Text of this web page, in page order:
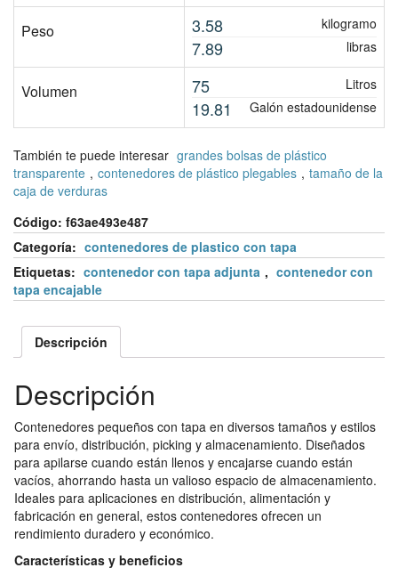
Peso 3.58 kilogramo
7.89 libras
Volumen 75 Litros
19.81 Galón estadounidense
También te puede interesar grandes bolsas de plástico
transparente , contenedores de plástico plegables , tamaño de la
caja de verduras
Código: f63ae493e487
Categoría: contenedores de plastico con tapa
Etiquetas: contenedor con tapa adjunta , contenedor con
tapa encajable
Descripción
Descripción
Contenedores pequeños con tapa en diversos tamaños y estilos
para envío, distribución, picking y almacenamiento. Diseñados
para apilarse cuando están llenos y encajarse cuando están
vacíos, ahorrando hasta un valioso espacio de almacenamiento.
Ideales para aplicaciones en distribución, alimentación y
fabricación en general, estos contenedores ofrecen un
rendimiento duradero y económico.
Características y beneficios